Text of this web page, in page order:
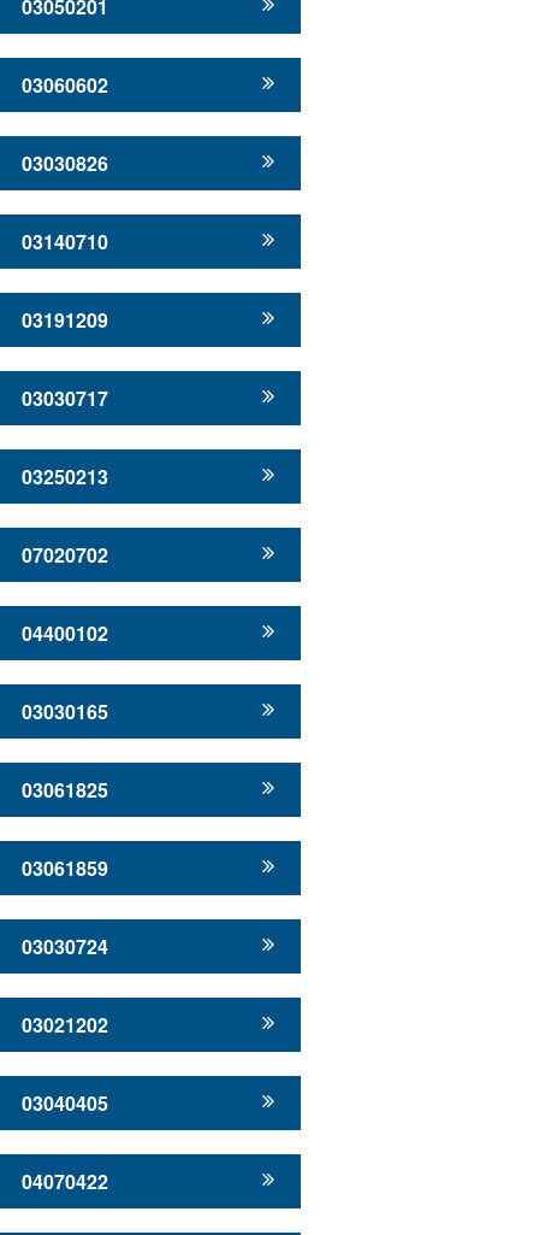
03050201
03060602
03030826
03140710
03191209
03030717
03250213
07020702
04400102
03030165
03061825
03061859
03030724
03021202
03040405
04070422